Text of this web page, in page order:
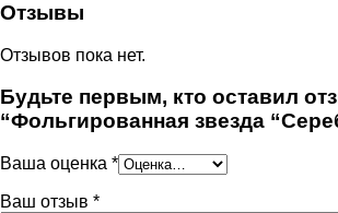
Отзывы
Отзывов пока нет.
Будьте первым, кто оставил
“Фольгированная звезда
Ваша оценка *
Ваш отзыв *